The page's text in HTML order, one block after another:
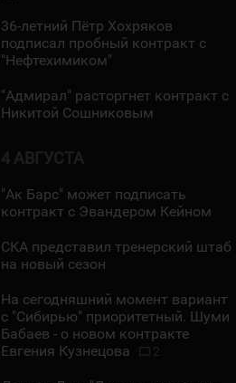
36-летний Пётр Хохряков
подписал пробный контракт с
"Нефтехимиком"
"Адмирал" расторгнет контракт с
Никитой Сошниковым
4 АВГУСТА
"Ак Барс" может подписать
контракт с Эвандером Кейном
СКА представил тренерский штаб
на новый сезон
На сегодняшний момент вариант
с "Сибирью" приоритетный. Шуми
Бабаев - о новом контракте
Евгения Кузнецова